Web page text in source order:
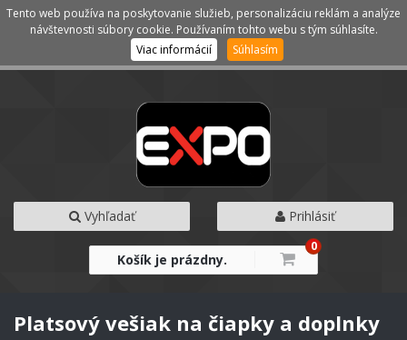
Kategórie Menu
Vyhľadať Prihlásiť
Košík je prázdny.
0
Platsový vešiak na čiapky a doplnky
Tento web používa na poskytovanie služieb, personalizáciu reklám a analýze
návštevnosti súbory cookie. Používaním tohto webu s tým súhlasíte.
Viac informácií
Súhlasím